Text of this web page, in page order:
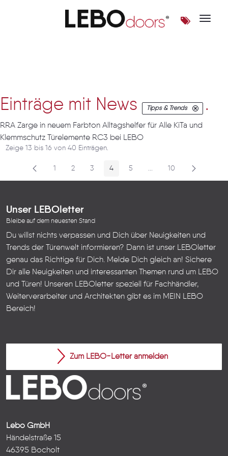
Toggle
Einträge mit News Tipps & Trends .
RRA Zarge in neuem Farbton Alltagshelfer für Alle KiTa und
Klemmschutz Türelemente RC3 bei LEBO
Zeige 13 bis 16 von 40 Einträgen.
Seite
1 Seite
2 Seite
3 Seite
4 Seite
5 ...Zwischenseiten
Seite
10
Unser LEBOletter
Bleibe auf dem neuesten Stand
Du willst nichts verpassen und Dich über Neuigkeiten und
Trends der Türenwelt informieren? Dann ist unser LEBOletter
genau das Richtige für Dich. Melde Dich gleich an! Sichere
Dir alle Neuigkeiten und interessanten Themen rund um LEBO
und Türen! Unseren LEBOletter speziell für Fachhändler,
Weiterverarbeiter und Architekten gibt es im MEIN LEBO
Bereich!
Zum LEBO-Letter anmelden
Lebo GmbH
Händelstraße 15
46395 Bocholt